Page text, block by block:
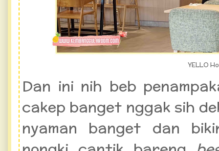
YELLO
Dan ini nih beb
cakep banget nggak sih
nyaman banget dan